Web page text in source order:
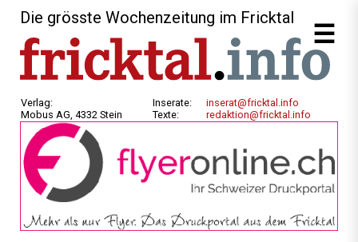
Die grösste Wochenzeitung im Fricktal
Verlag:
Mobus AG, 4332 Stein
Inserate:
Texte:
inserat@fricktal.info
redaktion@fricktal.info